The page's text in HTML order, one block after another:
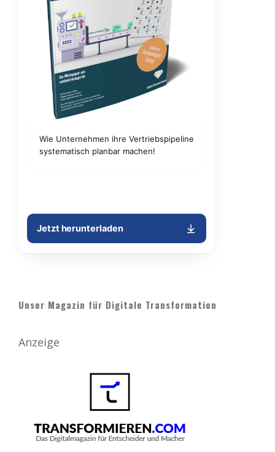
Unser Magazin für Digitale Transformation
Anzeige